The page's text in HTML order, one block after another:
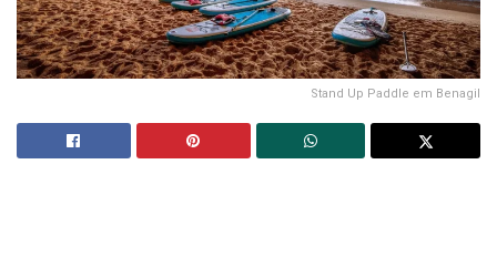
Stand Up Paddle em Benagil